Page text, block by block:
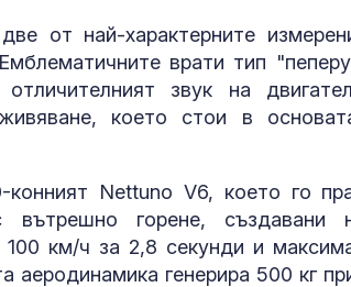
от най-характерните
врати тип
звук на
което стои в
Nettuno V6, което го
горене, създавани
км/ч за 2,8 секунди и
аеродинамика генерира 500 кг